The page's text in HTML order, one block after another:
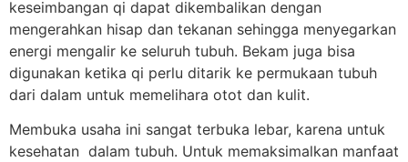
keseimbangan qi dapat dikembalikan dengan
mengerahkan hisap dan tekanan sehingga menyegarkan
energi mengalir ke seluruh tubuh. Bekam juga bisa
digunakan ketika qi perlu ditarik ke permukaan tubuh
dari dalam untuk memelihara otot dan kulit.
Membuka usaha ini sangat terbuka lebar, karena untuk
kesehatan dalam tubuh. Untuk memaksimalkan manfaat